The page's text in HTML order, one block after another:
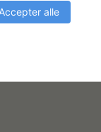
Accepter alle